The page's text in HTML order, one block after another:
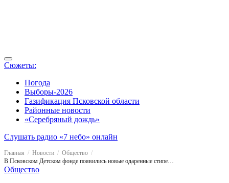
Сюжеты:
Погода
Выборы-2026
Газификация Псковской области
Районные новости
«Серебряный дождь»
Слушать радио «7 небо» онлайн
Главная Новости
Общество
В Псковском Детском фонде появились новые одаренные стипендиаты
Общество